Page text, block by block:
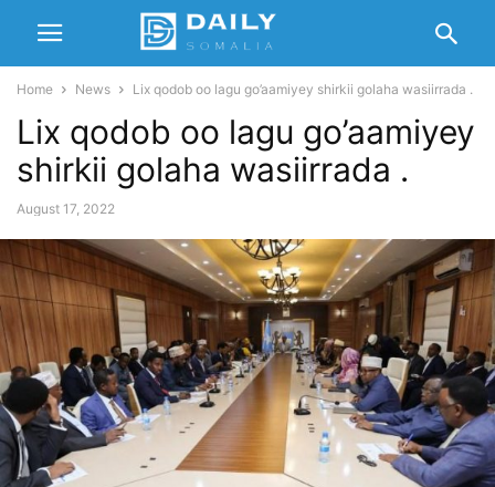
Home News Lix qodob oo lagu go’aamiyey shirkii golaha wasiirrada .
Lix qodob oo lagu go’aamiyey
shirkii golaha wasiirrada .
August 17, 2022